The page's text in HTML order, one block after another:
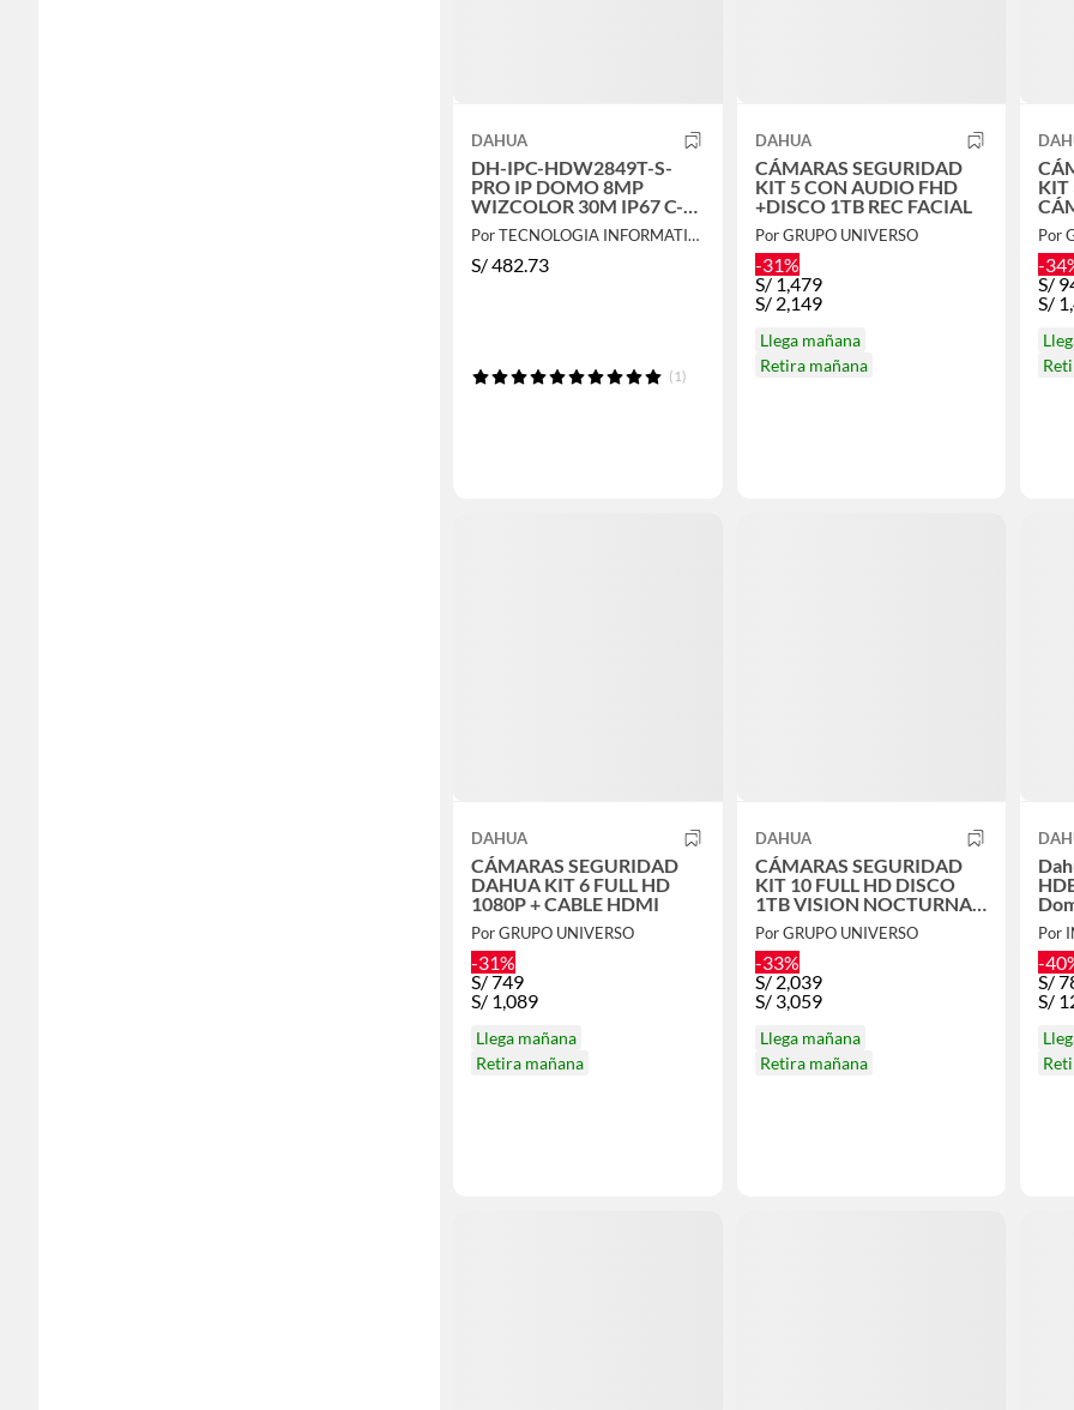
DAHUA
DH-IPC-HDW2849T-S-
PRO IP DOMO 8MP
WIZCOLOR 30M IP67 C-
MICROFONO P-N IPC-
HDW2849T-S-PRO
Por TECNOLOGIA INFORMATICA Y CONSULTORIA
S/482.73
(1)
DAHUA
CÁMARAS SEGURIDAD
KIT 5 CON AUDIO FHD
+DISCO 1TB REC FACIAL
Por GRUPO UNIVERSO
-31%
S/ 1,479
S/ 2,149
Llega mañana
Retira mañana
KIT
Por
-
S/
S/
DAHUA
CÁMARAS SEGURIDAD
DAHUA KIT 6 FULL HD
1080P + CABLE HDMI
Por GRUPO UNIVERSO
-31%
S/749
S/ 1,089
Llega mañana
Retira mañana
DAHUA
CÁMARAS SEGURIDAD
KIT 10 FULL HD DISCO
1TB VISION NOCTURNA
FULL COLOR
Por GRUPO UNIVERSO
-33%
S/ 2,039
S/ 3,059
Llega mañana
Retira mañana
Por
-
S/
S/